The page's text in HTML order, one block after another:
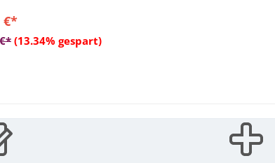
€*
(13.34% gespart)
In den Warenkorb